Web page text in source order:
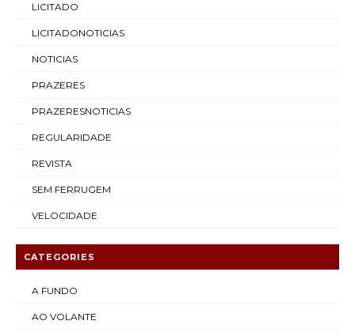
LICITADO
LICITADONOTICIAS
NOTICIAS
PRAZERES
PRAZERESNOTICIAS
REGULARIDADE
REVISTA
SEM FERRUGEM
VELOCIDADE
CATEGORIES
A FUNDO
AO VOLANTE